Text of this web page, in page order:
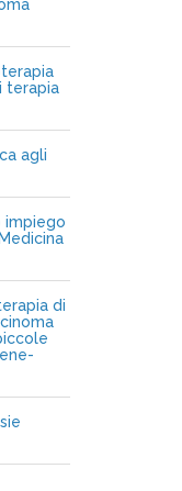
terapia
agli
impiego
di